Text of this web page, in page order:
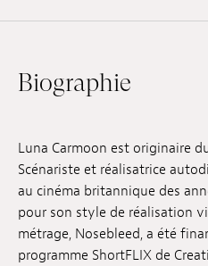
Emplois
Archives
Publications
Biographie
Luna Carmoon est originaire
Scénariste et réalisatrice
au cinéma britannique des
pour son style de réalisation
métrage, Nosebleed, a été
programme ShortFLIX de